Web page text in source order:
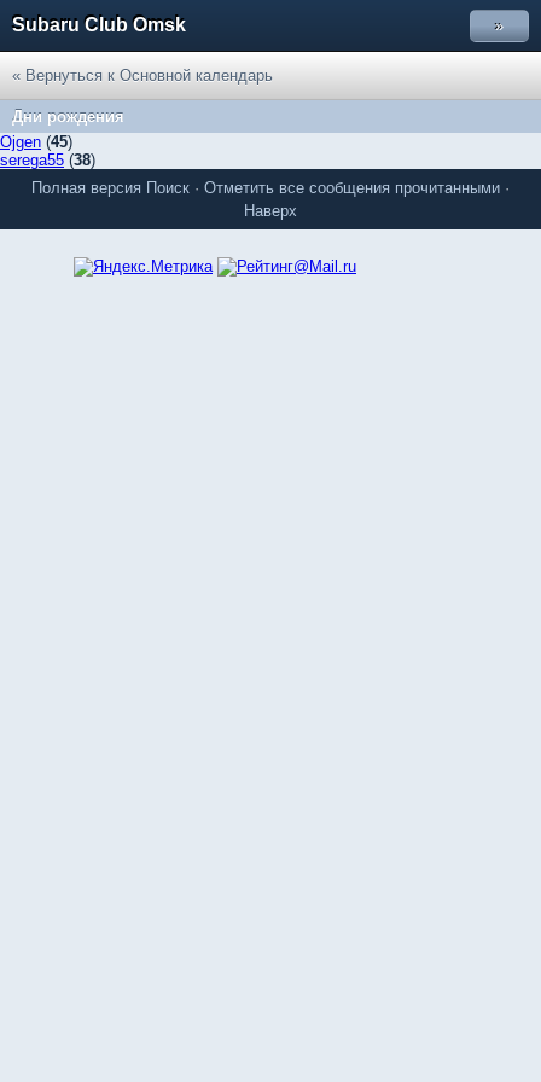
Subaru Club Omsk »
« Вернуться к Основной календарь
Дни рождения
Ojgen (45)
serega55 (38)
Полная версия Поиск · Отметить все сообщения прочитанными ·
Наверх